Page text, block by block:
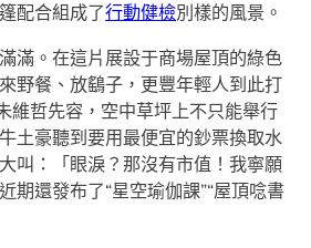
配合組成了行動健檢別樣的風景。
滿。在這片展設于商場屋頂的綠色
野餐、放鷂子，更豐年輕人到此打
維哲先容，空中草坪上不只能舉行
土豪聽到要用最便宜的鈔票換取水
叫：「眼淚？那沒有市值！我寧願
期還發布了“星空瑜伽課”“屋頂唸書